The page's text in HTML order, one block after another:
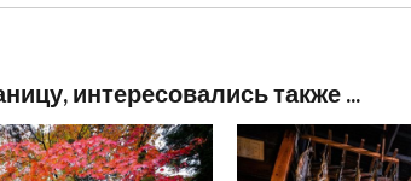
интересовались также ...